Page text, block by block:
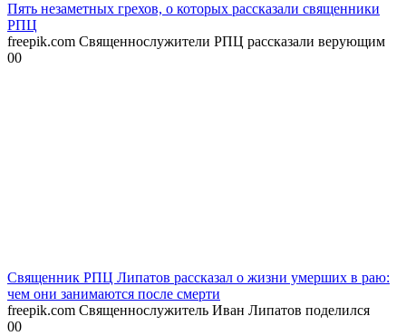
Пять незаметных грехов, о которых рассказали священники
РПЦ
freepik.com Священнослужители РПЦ рассказали верующим
00
Священник РПЦ Липатов рассказал о жизни умерших в раю:
чем они занимаются после смерти
freepik.com Священнослужитель Иван Липатов поделился
00